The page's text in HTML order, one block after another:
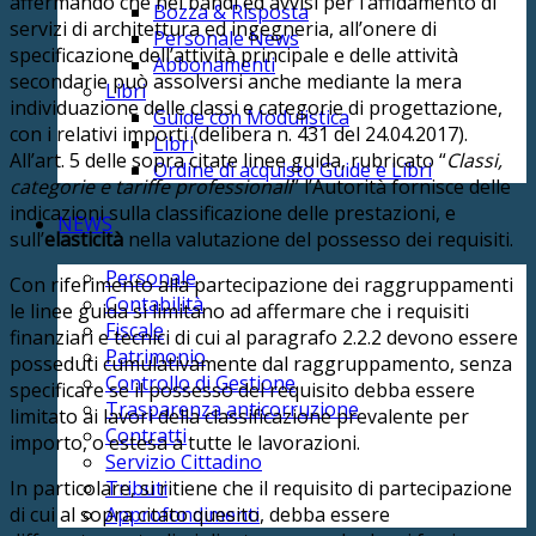
Bozza & Risposta
Personale News
Abbonamenti
Libri
Guide con Modulistica
Libri
Ordine di acquisto Guide e Libri
NEWS
Personale
Contabilità
Fiscale
Patrimonio
Controllo di Gestione
Trasparenza anticorruzione
Contratti
Servizio Cittadino
Tributi
Approfondimenti
servizi di architettura ed ingegneria, all’onere di
specificazione dell’attività principale e delle attività
secondarie può assolversi anche mediante la mera
individuazione delle classi e categorie di progettazione,
con i relativi importi (delibera n. 431 del 24.04.2017).
All’art. 5 delle sopra citate linee guida, rubricato “Classi,
categorie e tariffe professionali” l’Autorità fornisce delle
indicazioni sulla classificazione delle prestazioni, e
sull’elasticità nella valutazione del possesso dei requisiti.
Con riferimento alla partecipazione dei raggruppamenti
le linee guida si limitano ad affermare che i requisiti
finanziari e tecnici di cui al paragrafo 2.2.2 devono essere
posseduti cumulativamente dal raggruppamento, senza
specificare se il possesso del requisito debba essere
limitato ai lavori della classificazione prevalente per
importo, o estesa a tutte le lavorazioni.
In particolare, si ritiene che il requisito di partecipazione
di cui al sopra citato quesito, debba essere